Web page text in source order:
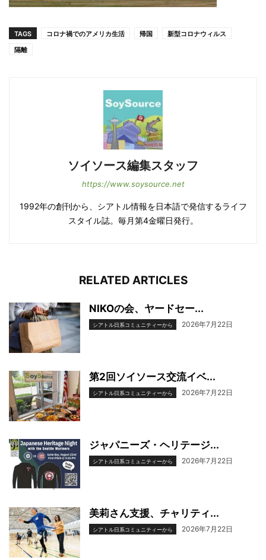
TAGS コロナ禍でのアメリカ生活 帰国
新型コロナウィルス
隔離
ソイソース編集スタッフ
https://www.soysource.net
1992年の創刊から、シアトル情報を日本語で発信するライフ
スタイル誌。毎月第4金曜日発行。
RELATED ARTICLES
NIKOの会、ヤードセー...
シアトル日系コミュニティーから 2026年7月22日
第2回ソイソース交流イベ...
シアトル日系コミュニティーから 2026年7月22日
ジャパニーズ・ヘリテージ...
シアトル日系コミュニティーから 2026年7月22日
美莉さん支援、チャリティ...
シアトル日系コミュニティーから 2026年7月22日